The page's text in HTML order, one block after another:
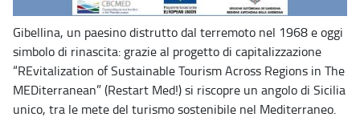
Gibellina, un paesino distrutto dal terremoto nel 1968 e oggi
simbolo di rinascita: grazie al progetto di capitalizzazione
“REvitalization of Sustainable Tourism Across Regions in The
MEDiterranean” (Restart Med!) si riscopre un angolo di Sicilia
unico, tra le mete del turismo sostenibile nel Mediterraneo.